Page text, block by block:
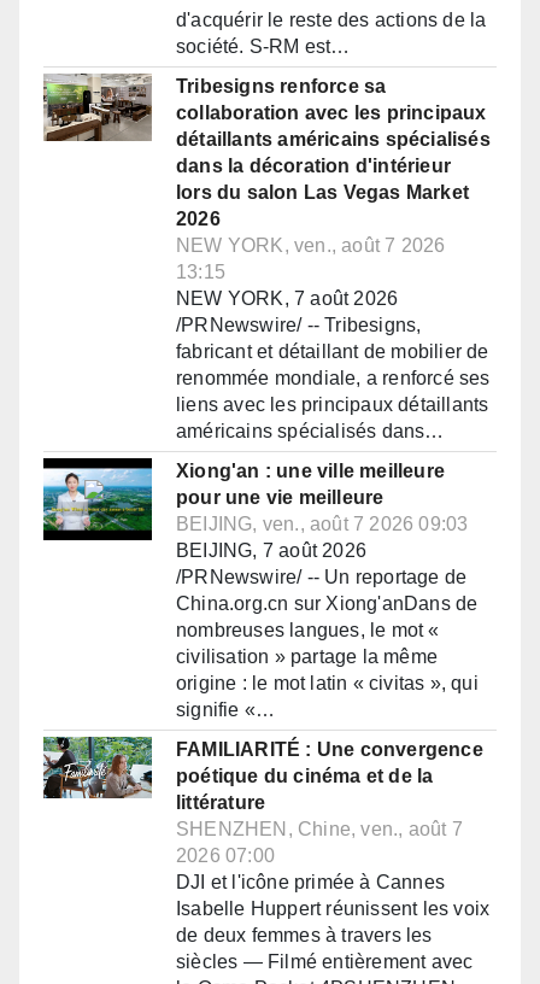
d'acquérir le reste des actions de la
société. S-RM est…
Tribesigns renforce sa
collaboration avec les principaux
détaillants américains spécialisés
dans la décoration d'intérieur
lors du salon Las Vegas Market
2026
NEW YORK, ven., août 7 2026
13:15
NEW YORK, 7 août 2026
/PRNewswire/ -- Tribesigns,
fabricant et détaillant de mobilier de
renommée mondiale, a renforcé ses
liens avec les principaux détaillants
américains spécialisés dans…
Xiong'an : une ville meilleure
pour une vie meilleure
BEIJING, ven., août 7 2026 09:03
BEIJING, 7 août 2026
/PRNewswire/ -- Un reportage de
China.org.cn sur Xiong'anDans de
nombreuses langues, le mot «
civilisation » partage la même
origine : le mot latin « civitas », qui
signifie «…
FAMILIARITÉ : Une convergence
poétique du cinéma et de la
littérature
SHENZHEN, Chine, ven., août 7
2026 07:00
DJI et l'icône primée à Cannes
Isabelle Huppert réunissent les voix
de deux femmes à travers les
siècles — Filmé entièrement avec